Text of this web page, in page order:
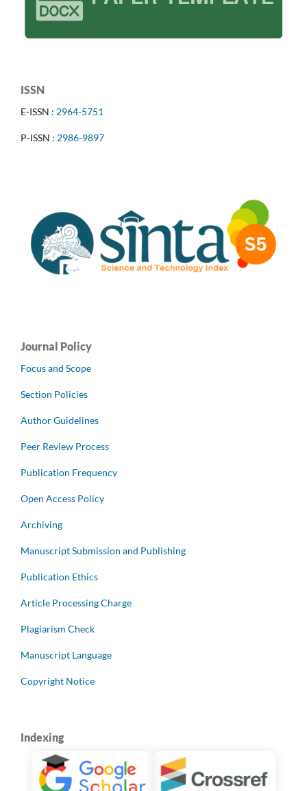
ISSN
E-ISSN : 2964-5751
P-ISSN : 2986-9897
Journal Policy
Focus and Scope
Section Policies
Author Guidelines
Peer Review Process
Publication Frequency
Open Access Policy
Archiving
Manuscript Submission and Publishing
Publication Ethics
Article Processing Charge
Plagiarism Check
Manuscript Language
Copyright Notice
Indexing